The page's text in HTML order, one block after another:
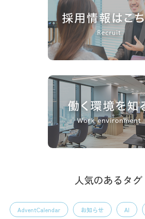
人気のあるタグ
AdventCalendar お知らせ AI